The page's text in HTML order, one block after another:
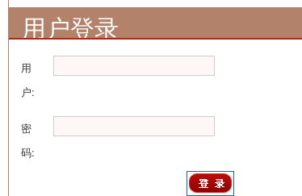
用户登录
用
户:
密
码: